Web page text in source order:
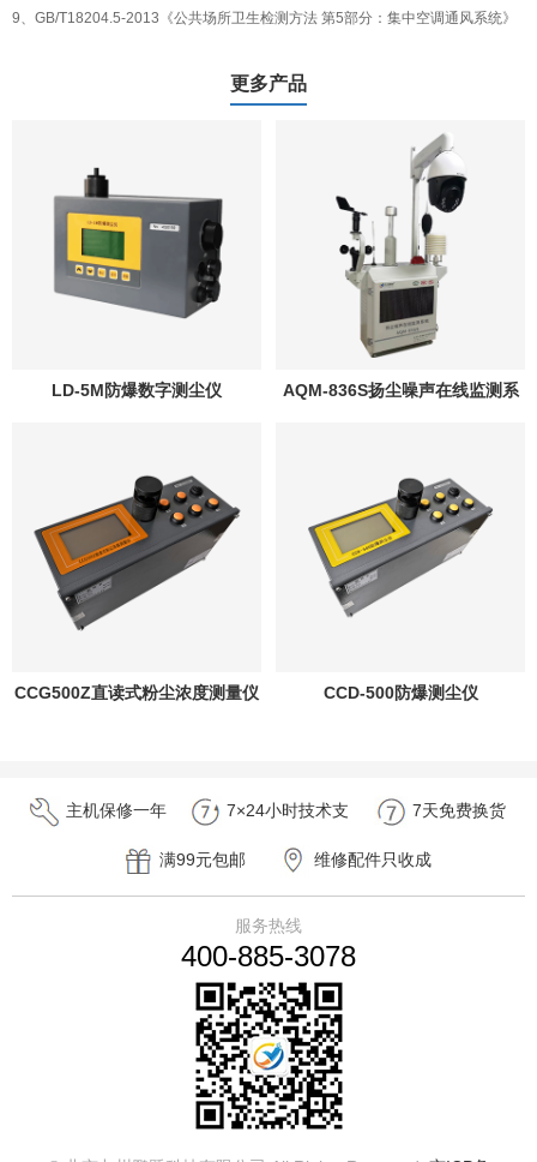
9、GB/T18204.5-2013《公共场所卫生检测方法 第5部分：集中空调通风系统》
更多产品
LD-5M防爆数字测尘仪 AQM-836S扬尘噪声在线监测系
CCG500Z直读式粉尘浓度测量仪 CCD-500防爆测尘仪
主机保修一年 7×24小时技术支 7天免费换货
满99元包邮 维修配件只收成
服务热线
400-885-3078